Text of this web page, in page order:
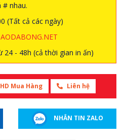
# nhau.
(Tất cả các ngày)
24 - 48h (cả thời gian in ấn)
HD Mua Hàng Liên hệ
NHẮN TIN ZALO